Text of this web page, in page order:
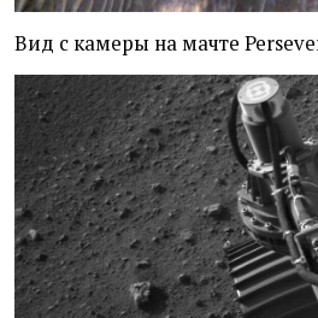
Вид с камеры на мачте